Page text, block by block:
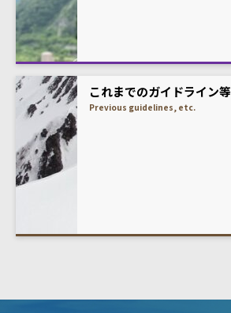
これまでのガイドライン等
Previous guidelines, etc.